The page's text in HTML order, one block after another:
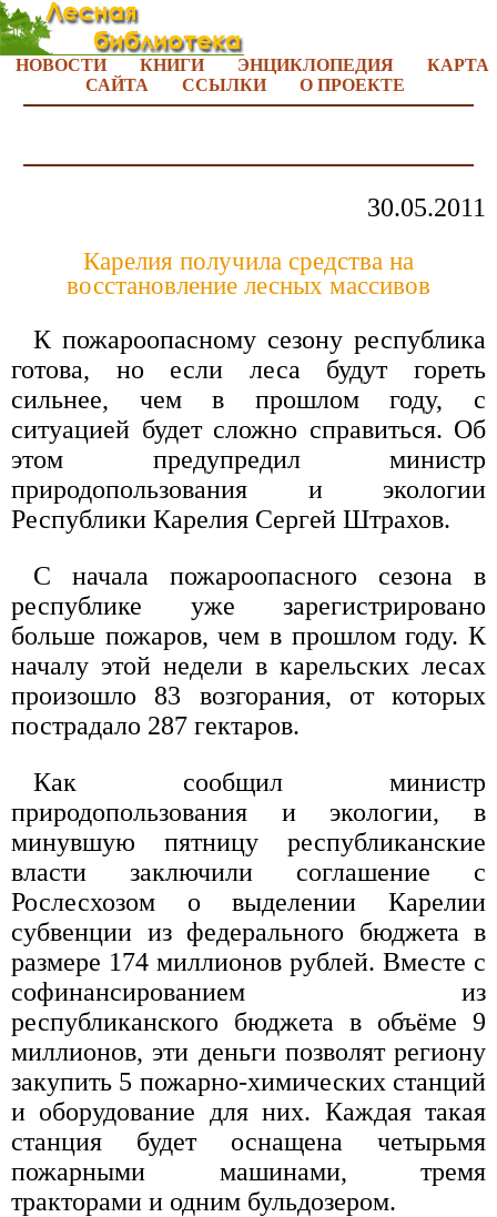
НОВОСТИ КНИГИ ЭНЦИКЛОПЕДИЯ
КАРТА
САЙТА
ССЫЛКИ О ПРОЕКТЕ
30.05.2011
Карелия получила средства на
восстановление лесных массивов
К пожароопасному сезону республика
готова, но если леса будут гореть
сильнее, чем в прошлом году, с
ситуацией будет сложно справиться. Об
этом предупредил министр
природопользования и экологии
Республики Карелия Сергей Штрахов.
С начала пожароопасного сезона в
республике уже зарегистрировано
больше пожаров, чем в прошлом году. К
началу этой недели в карельских лесах
произошло 83 возгорания, от которых
пострадало 287 гектаров.
Как сообщил министр
природопользования и экологии, в
минувшую пятницу республиканские
власти заключили соглашение с
Рослесхозом о выделении Карелии
субвенции из федерального бюджета в
размере 174 миллионов рублей. Вместе с
софинансированием из
республиканского бюджета в объёме 9
миллионов, эти деньги позволят региону
закупить 5 пожарно-химических станций
и оборудование для них. Каждая такая
станция будет оснащена четырьмя
пожарными машинами, тремя
тракторами и одним бульдозером.